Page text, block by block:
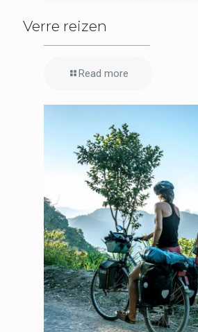
Verre reizen
Read more